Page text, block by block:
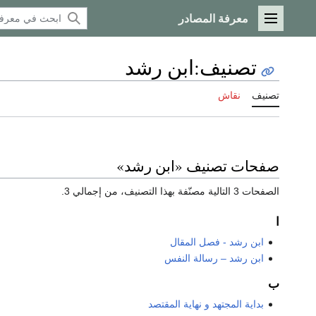
القائمة الرئيسية
معرفة المصادر
تصنيف:ابن رشد
تصنيف نقاش
صفحات تصنيف «ابن رشد»
الصفحات 3 التالية مصنّفة بهذا التصنيف، من إجمالي 3.
ابن رشد - فصل المقال
ابن رشد – رسالة النفس
ب
بداية المجتهد و نهاية المقتصد